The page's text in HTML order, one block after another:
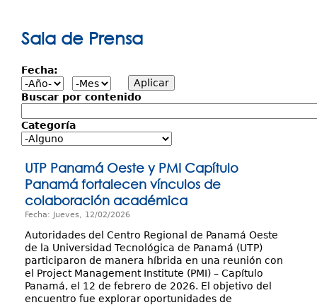
Principal
Admisión
Estudiantes
Investigación
Servicios
estáSala de Prensa
Fecha:
Buscar por contenido
Categoría
UTP Panamá Oeste y PMI Capítulo
Panamá fortalecen vínculos de
colaboración académica
Fecha: Jueves, 12/02/2026
Autoridades del Centro Regional de Panamá Oeste
de la Universidad Tecnológica de Panamá (UTP)
participaron de manera híbrida en una reunión con
el Project Management Institute (PMI) – Capítulo
Panamá, el 12 de febrero de 2026. El objetivo del
encuentro fue explorar oportunidades de